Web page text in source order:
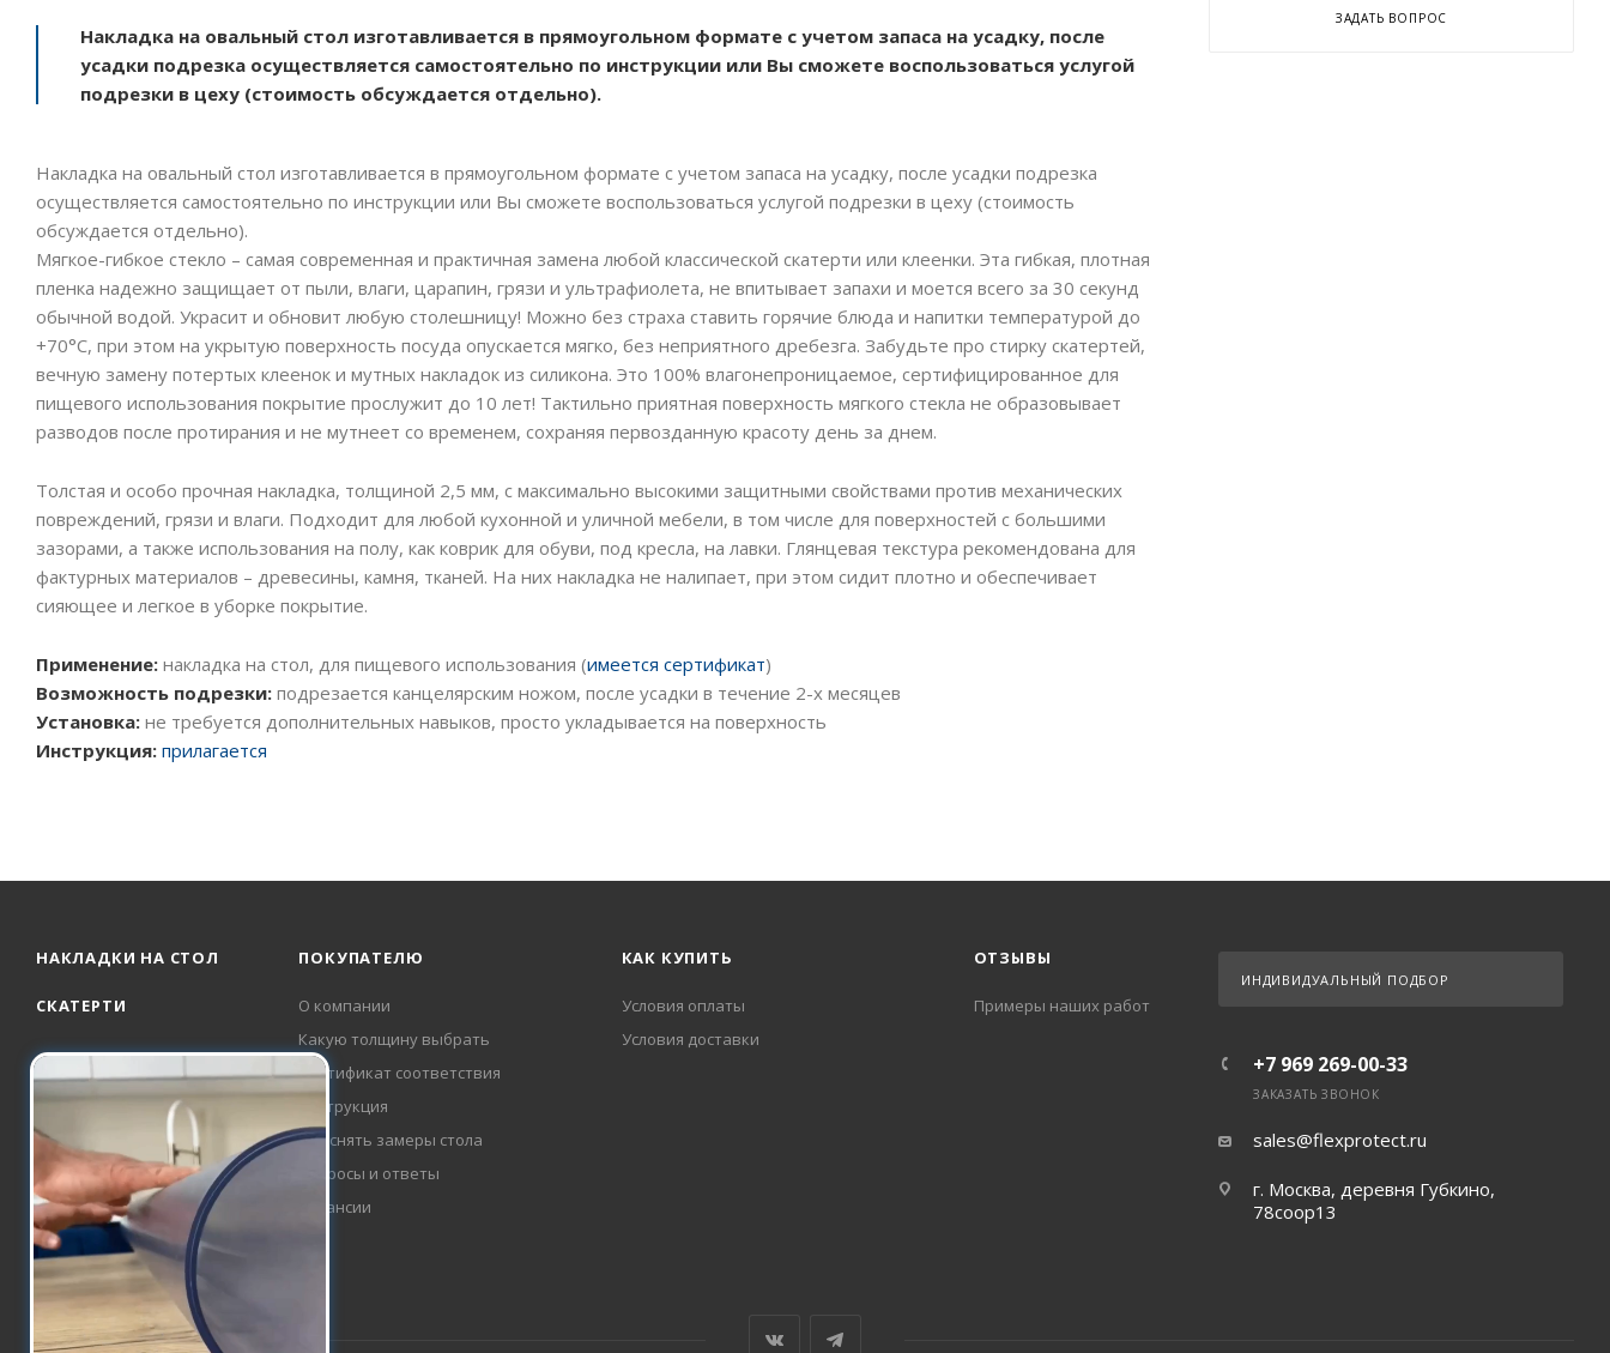
Накладка на овальный стол изготавливается в прямоугольном формате с учетом запаса на усадку, после
усадки подрезка осуществляется самостоятельно по инструкции или Вы сможете воспользоваться услугой
подрезки в цеху (стоимость обсуждается отдельно).
Накладка на овальный стол изготавливается в прямоугольном формате с учетом запаса на усадку, после усадки подрезка
осуществляется самостоятельно по инструкции или Вы сможете воспользоваться услугой подрезки в цеху (стоимость
обсуждается отдельно).
Мягкое-гибкое стекло – самая современная и практичная замена любой классической скатерти или клеенки. Эта гибкая, плотная
пленка надежно защищает от пыли, влаги, царапин, грязи и ультрафиолета, не впитывает запахи и моется всего за 30 секунд
обычной водой. Украсит и обновит любую столешницу! Можно без страха ставить горячие блюда и напитки температурой до
+70°C, при этом на укрытую поверхность посуда опускается мягко, без неприятного дребезга. Забудьте про стирку скатертей,
вечную замену потертых клеенок и мутных накладок из силикона. Это 100% влагонепроницаемое, сертифицированное для
пищевого использования покрытие прослужит до 10 лет! Тактильно приятная поверхность мягкого стекла не образовывает
разводов после протирания и не мутнеет со временем, сохраняя первозданную красоту день за днем.
Толстая и особо прочная накладка, толщиной 2,5 мм, с максимально высокими защитными свойствами против механических
повреждений, грязи и влаги. Подходит для любой кухонной и уличной мебели, в том числе для поверхностей с большими
зазорами, а также использования на полу, как коврик для обуви, под кресла, на лавки. Глянцевая текстура рекомендована для
фактурных материалов – древесины, камня, тканей. На них накладка не налипает, при этом сидит плотно и обеспечивает
сияющее и легкое в уборке покрытие.
Применение: накладка на стол, для пищевого использования (имеется сертификат)
Возможность подрезки: подрезается канцелярским ножом, после усадки в течение 2-х месяцев
Установка: не требуется дополнительных навыков, просто укладывается на поверхность
Инструкция: прилагается
ЗАДАТЬ ВОПРОС
НАКЛАДКИ НА СТОЛ
СКАТЕРТИ
ПОКУПАТЕЛЮ
О компании
Какую толщину выбрать
Сертификат соответствия
Инструкция
Как снять замеры стола
Вопросы и ответы
Вакансии
КАК КУПИТЬ
Условия оплаты
Условия доставки
ОТЗЫВЫ
Примеры наших работ
ИНДИВИДУАЛЬНЫЙ ПОДБОР
+7 969 269-00-33
ЗАКАЗАТЬ ЗВОНОК
sales@flexprotect.ru
г. Москва, деревня Губкино,
78соор13